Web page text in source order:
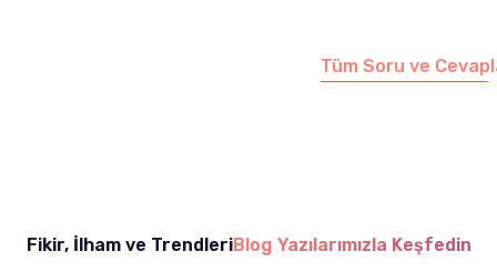
Tüm Soru ve
Fikir, İlham ve TrendleriBlog Yazılarımızla Keşfedin